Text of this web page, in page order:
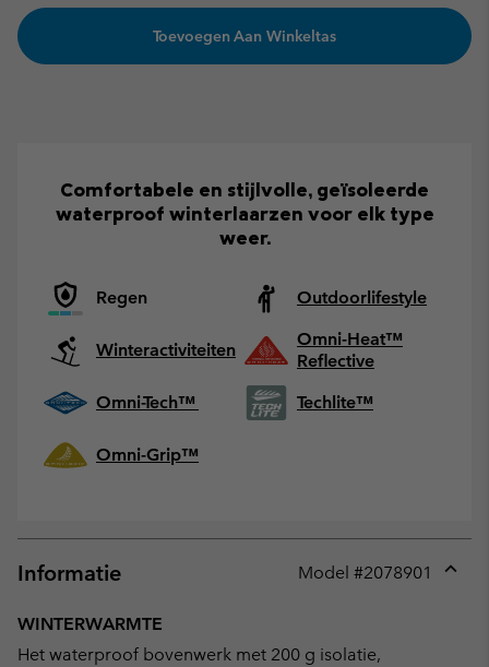
Toevoegen Aan Winkeltas
Comfortabele en stijlvolle, geïsoleerde
waterproof winterlaarzen voor elk type
weer.
Regen Outdoorlifestyle
Winteractiviteiten
Omni-Heat™
Reflective
Omni-Tech™
Techlite™
Omni-Grip™
Informatie Model #2078901
WINTERWARMTE
Het waterproof bovenwerk met 200 g isolatie,